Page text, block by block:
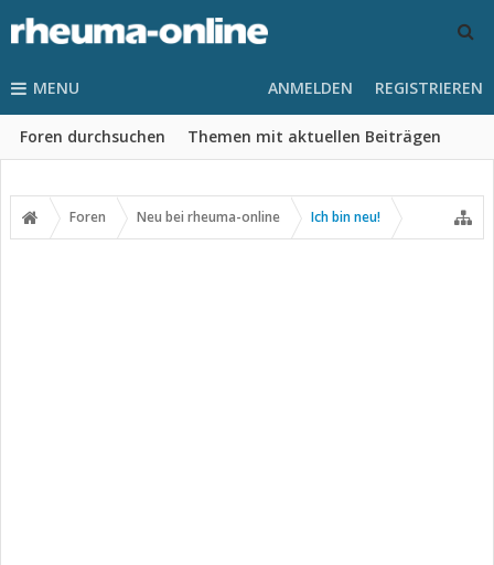
MENU
Foren durchsuchen Themen mit aktuellen Beiträgen
ANMELDEN REGISTRIEREN
Foren Neu bei rheuma-online Ich bin neu!